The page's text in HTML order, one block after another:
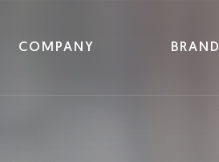
COMPANY BRAND